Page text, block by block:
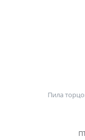
Пила